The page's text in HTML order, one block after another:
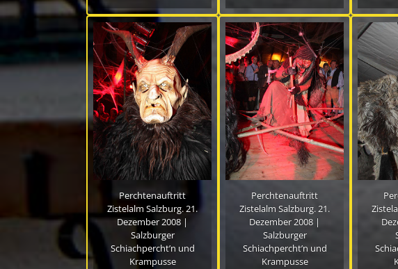
Perchtenauftritt
Zistelalm Salzburg. 21.
Dezember 2008 |
Salzburger
Schiachpercht’n und
Krampusse
Perchtenauftritt
Zistelalm Salzburg. 21.
Dezember 2008 |
Salzburger
Schiachpercht’n und
Krampusse